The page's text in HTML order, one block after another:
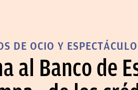
DE OCIO Y
al Banco de